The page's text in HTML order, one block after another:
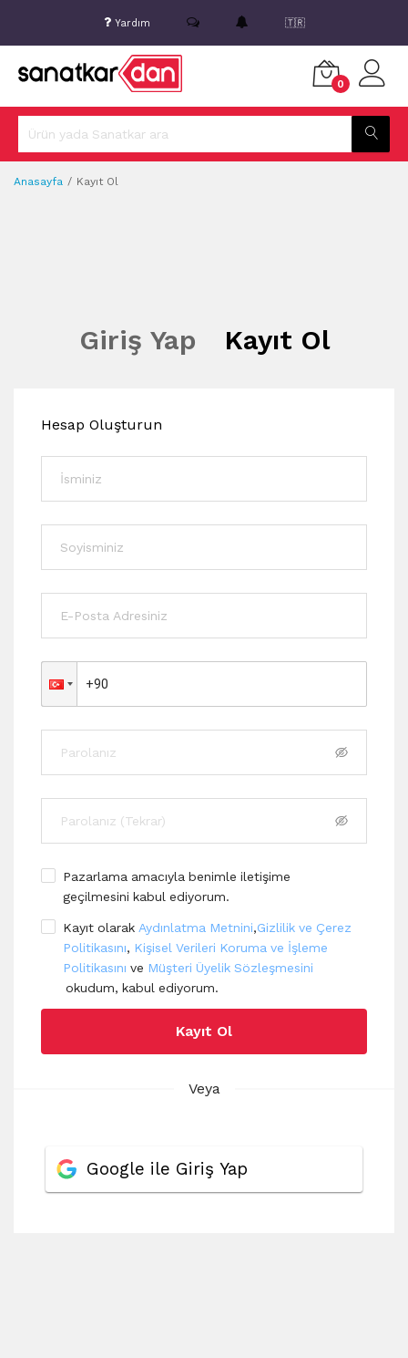
Yardım 🇹🇷
0
Anasayfa Kayıt Ol
Giriş Yap Kayıt Ol
Hesap Oluşturun
Pazarlama amacıyla benimle iletişime
geçilmesini kabul ediyorum.
Kayıt olarak Aydınlatma Metnini,Gizlilik ve Çerez
Politikasını, Kişisel Verileri Koruma ve İşleme
Politikasını ve Müşteri Üyelik Sözleşmesini
okudum, kabul ediyorum.
Kayıt Ol
Veya
Google ile Giriş Yap